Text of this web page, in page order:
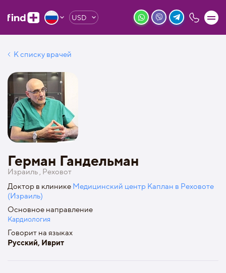
USD
К списку врачей
Герман Гандельман
Израиль , Реховот
Доктор в клинике Медицинский центр Каплан в Реховоте
(Израиль)
Основное направление
Кардиология
Говорит на языках
Русский, Иврит